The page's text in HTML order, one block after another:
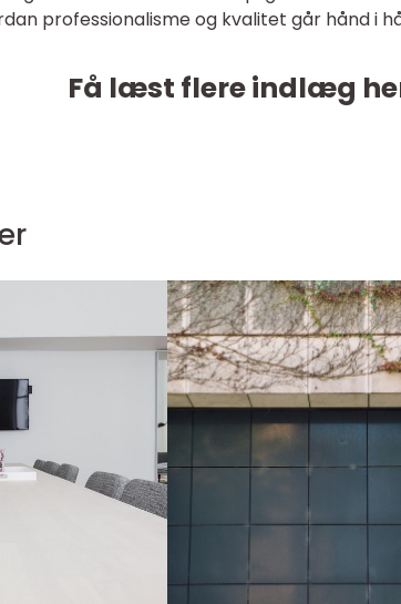
professionalisme og kvalitet går hånd i
Få læst flere indlæg